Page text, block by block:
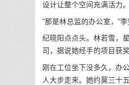
设计让整个空间充满活力
"那是林总监的办公室，"
纪晓阳点点头。林若雪，
司，据说她经手的项目获
刚在工位坐下没多久，办
人大步走来。她约莫三十